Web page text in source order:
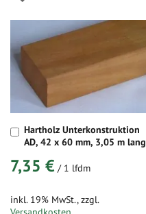
Hartholz Unterkonstruktion
AD, 42 x 60 mm, 3,05 m lang
7,35 € / 1 lfdm
inkl. 19% MwSt.,zzgl.
In
den